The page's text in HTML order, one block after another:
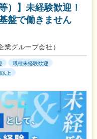
）】未経験歓迎！
盤で働きません
グループ会社）
職種未経験歓迎
上